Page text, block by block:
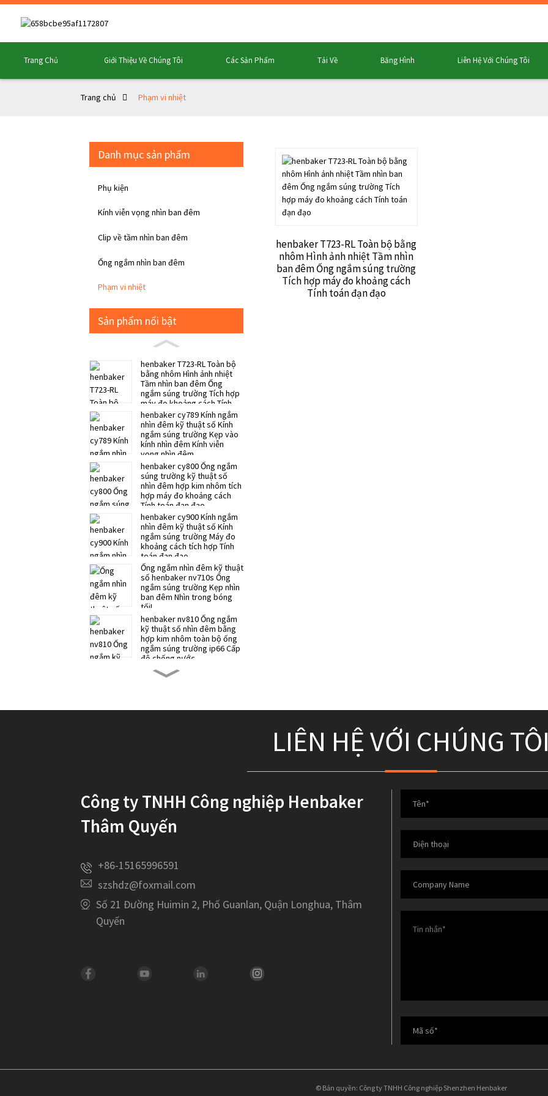
Trang Chủ Giới Thiệu Về Chúng Tôi Các Sản Phẩm Tải Về Băng Hình Liên Hệ Với Chúng Tôi
Trang chủ Phạm vi nhiệt
Danh mục sản phẩm
Phụ kiện
Kính viễn vọng nhìn ban đêm
Clip về tầm nhìn ban đêm
Ống ngắm nhìn ban đêm
Phạm vi nhiệt
Sản phẩm nổi bật
henbaker T723-RL Toàn bộ
bằng nhôm Hình ảnh nhiệt
Tầm nhìn ban đêm Ống
ngắm súng trường Tích hợp
máy đo khoảng cách Tính
toán đạn đạo
henbaker cy789 Kính ngắm
nhìn đêm kỹ thuật số Kính
ngắm súng trường Kẹp vào
kính nhìn đêm Kính viễn
vọng nhìn đêm
henbaker cy800 Ống ngắm
súng trường kỹ thuật số
nhìn đêm hợp kim nhôm tích
hợp máy đo khoảng cách
Tính toán đạn đạo
henbaker cy900 Kính ngắm
nhìn đêm kỹ thuật số Kính
ngắm súng trường Máy đo
khoảng cách tích hợp Tính
toán đạn đạo
Ống ngắm nhìn đêm kỹ thuật
số henbaker nv710s Ống
ngắm súng trường Kẹp nhìn
ban đêm Nhìn trong bóng
tối!
henbaker nv810 Ống ngắm
kỹ thuật số nhìn đêm bằng
hợp kim nhôm toàn bộ ống
ngắm súng trường ip66 Cấp
độ chống nước
Ống ngắm nhìn đêm kỹ thuật
đêm rõ nét và bí mật
henbaker T723-RL Toàn bộ bằng
nhôm Hình ảnh nhiệt Tầm nhìn
ban đêm Ống ngắm súng trường
Tích hợp máy đo khoảng cách
Tính toán đạn đạo
LIÊN HỆ VỚI CHÚNG
Công ty TNHH Công nghiệp Henbaker
Thâm Quyến
+86-15165996591
szshdz@foxmail.com
Số 21 Đường Huimin 2, Phố Guanlan, Quận Longhua, Thâm
Quyến
© Bản quyền: Công ty TNHH Công nghiệp Shenzhen Henbaker